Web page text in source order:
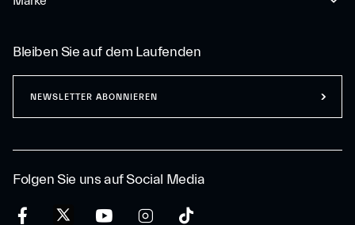
Folgen Sie uns auf Social Media
Bleiben Sie auf dem Laufenden
NEWSLETTER ABONNIEREN